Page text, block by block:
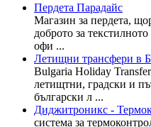
Пердета Парадайс
Магазин за пердета,
доброто за
офи ...
Летищни трансфери в
Bulgaria Holiday
летищтни, градски и
български л ...
Диджитроникс -
система за